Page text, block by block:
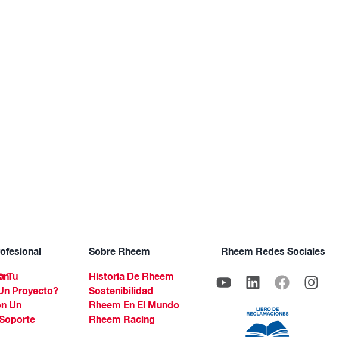
Proyecto?
Sobre Rheem
Historia De Rheem
Sostenibilidad
Rheem En El Mundo
Rheem Racing
Rheem Redes Sociales